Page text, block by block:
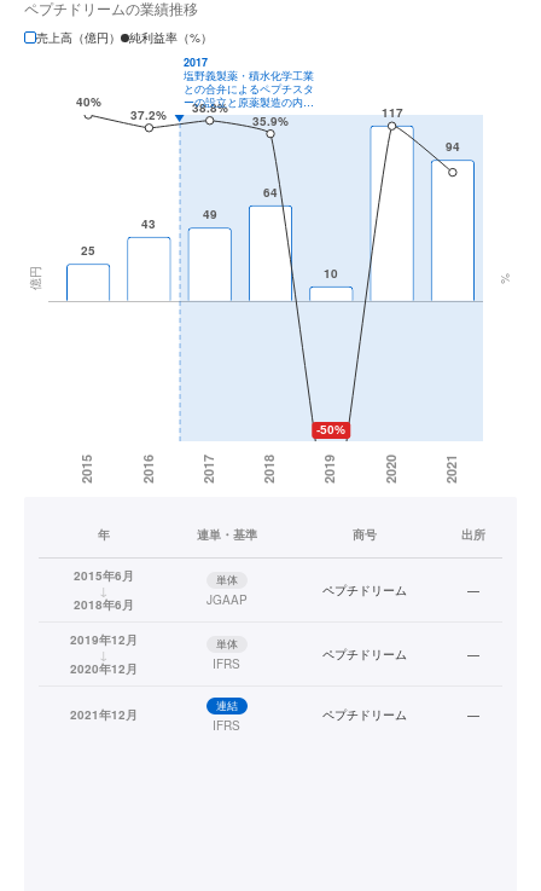
ペプチドリームの業績推移
売上高（億円）
純利益率（%）
年 連単・基準 商号 出所
2015年6月
↓
2018年6月
単体
JGAAP
ペプチドリーム —
2019年12月
↓
2020年12月
単体
IFRS
ペプチドリーム —
2021年12月
連結
IFRS
ペプチドリーム —